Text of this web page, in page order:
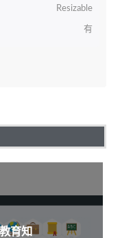
Resizable
有
育知